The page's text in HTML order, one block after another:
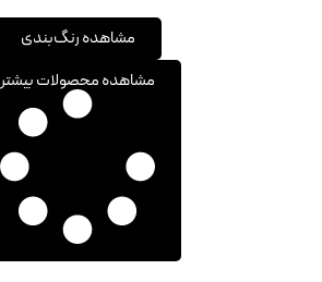
مشاهده رنگ‌بندی
مشاهده محصولات بیشتر